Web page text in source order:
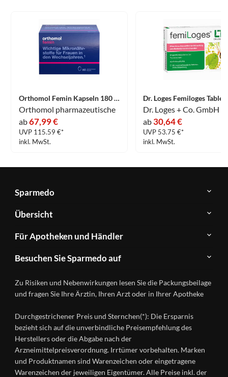
Orthomol Femin Kapseln 180 Stück
Orthomol pharmazeutische
ab67,99 €
UVP 115.59 €*
inkl. MwSt.
Dr. Loges + Co. GmbH
ab 30,64 €
UVP 53.75 €*
inkl. MwSt.
Sparmedo
Über
Sparmedo
FAQ
Kontakt
Datenschutz
Nutzungsbedingungen
Übersicht
Herstellerverzeichnis
Produkte
A-
Ratgeber
Wirkstoffe
Gesundheitsmagazin
Für Apotheken und Händler
&
Händlerlogin
Besuchen Sie Sparmedo auf
Instagram
Zu Risiken und Nebenwirkungen lesen Sie die Packungsbeilage
und fragen Sie Ihre Ärztin, Ihren Arzt oder in Ihrer Apotheke
Durchgestrichener Preis und Sternchen(*): Die Ersparnis
bezieht sich auf die unverbindliche Preisempfehlung des
Herstellers oder die Abgabe nach der
Arzneimittelpreisverordnung. Irrtümer vorbehalten. Marken
und Produktnamen sind Warenzeichen oder eingetragene
Warenzeichen der jeweiligen Eigentümer. Alle Preise inkl. der